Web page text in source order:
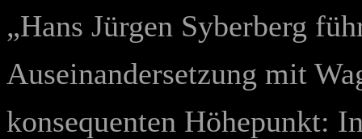
„Hans Jürgen Syberberg
Auseinandersetzung mit
konsequenten Höhepunkt: